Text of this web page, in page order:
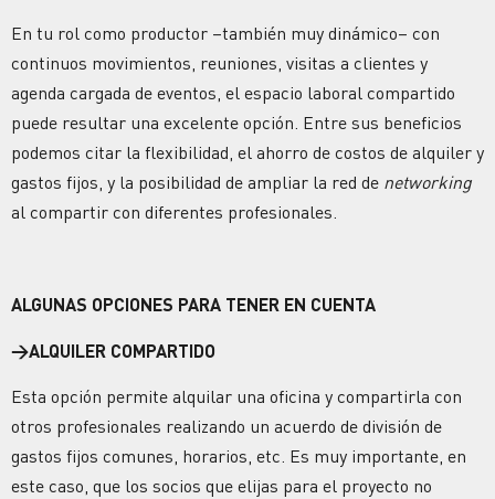
En tu rol como productor –también muy dinámico– con
continuos movimientos, reuniones, visitas a clientes y
agenda cargada de eventos, el espacio laboral compartido
puede resultar una excelente opción. Entre sus beneficios
podemos citar la flexibilidad, el ahorro de costos de alquiler y
gastos fijos, y la posibilidad de ampliar la red de networking
al compartir con diferentes profesionales.
ALGUNAS OPCIONES PARA TENER EN CUENTA
→ALQUILER COMPARTIDO
Esta opción permite alquilar una oficina y compartirla con
otros profesionales realizando un acuerdo de división de
gastos fijos comunes, horarios, etc. Es muy importante, en
este caso, que los socios que elijas para el proyecto no